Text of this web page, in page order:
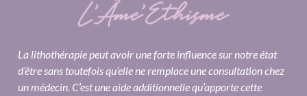
La lithothérapie peut avoir une forte influence sur notre état
d’être sans toutefois qu’elle ne remplace une consultation chez
un médecin. C’est une aide additionnelle qu’apporte cette